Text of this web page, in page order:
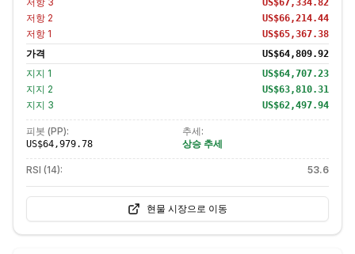
US$67,334.82
저항 2 US$66,214.44
저항 1 US$65,367.38
가격 US$64,809.92
지지 1 US$64,707.23
지지 2 US$63,810.31
지지 3 US$62,497.94
피봇 (PP):
US$64,979.78
추세:
상승 추세
RSI (14): 53.6
현물 시장으로 이동